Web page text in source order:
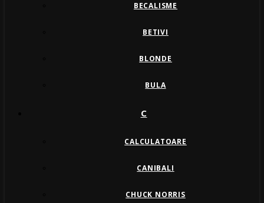
BECALISME
BETIVI
BLONDE
BULA
C
CALCULATOARE
CANIBALI
CHUCK NORRIS